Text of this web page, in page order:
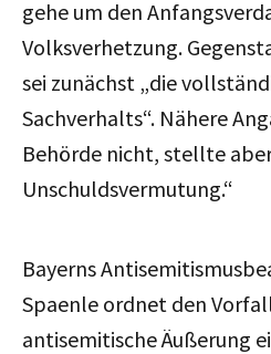
gehe um den
Volksverhetzung.
sei zunächst „die
Sachverhalts“. Nähere
Behörde nicht, stellte
Unschuldsvermutung.“
Bayerns
Spaenle ordnet den
antisemitische Äußerung